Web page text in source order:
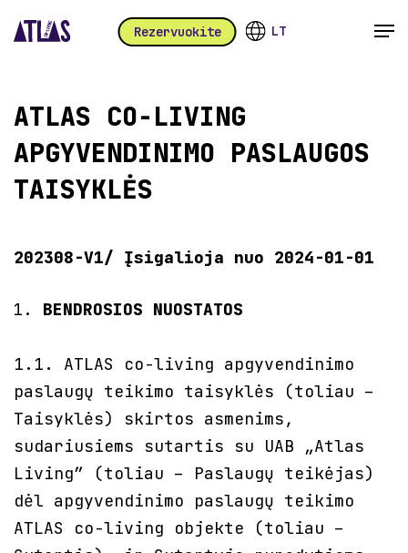
to
Rezervuokite LT
ATLAS CO-LIVING
APGYVENDINIMO PASLAUGOS
TAISYKLĖS
202308-V1/ Įsigalioja nuo 2024-01-01
BENDROSIOS NUOSTATOS
1.1. ATLAS co-living apgyvendinimo
paslaugų teikimo taisyklės (toliau –
Taisyklės) skirtos asmenims,
sudariusiems sutartis su UAB „Atlas
Living” (toliau – Paslaugų teikėjas)
dėl apgyvendinimo paslaugų teikimo
ATLAS co-living objekte (toliau –